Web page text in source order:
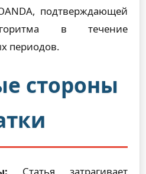
подтверждающей
в течение
периодов.
стороны